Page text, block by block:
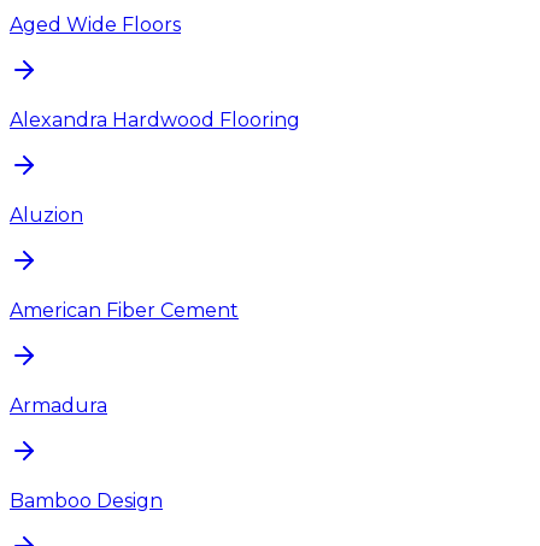
Aged Wide Floors
Alexandra Hardwood Flooring
Aluzion
American Fiber Cement
Armadura
Bamboo Design